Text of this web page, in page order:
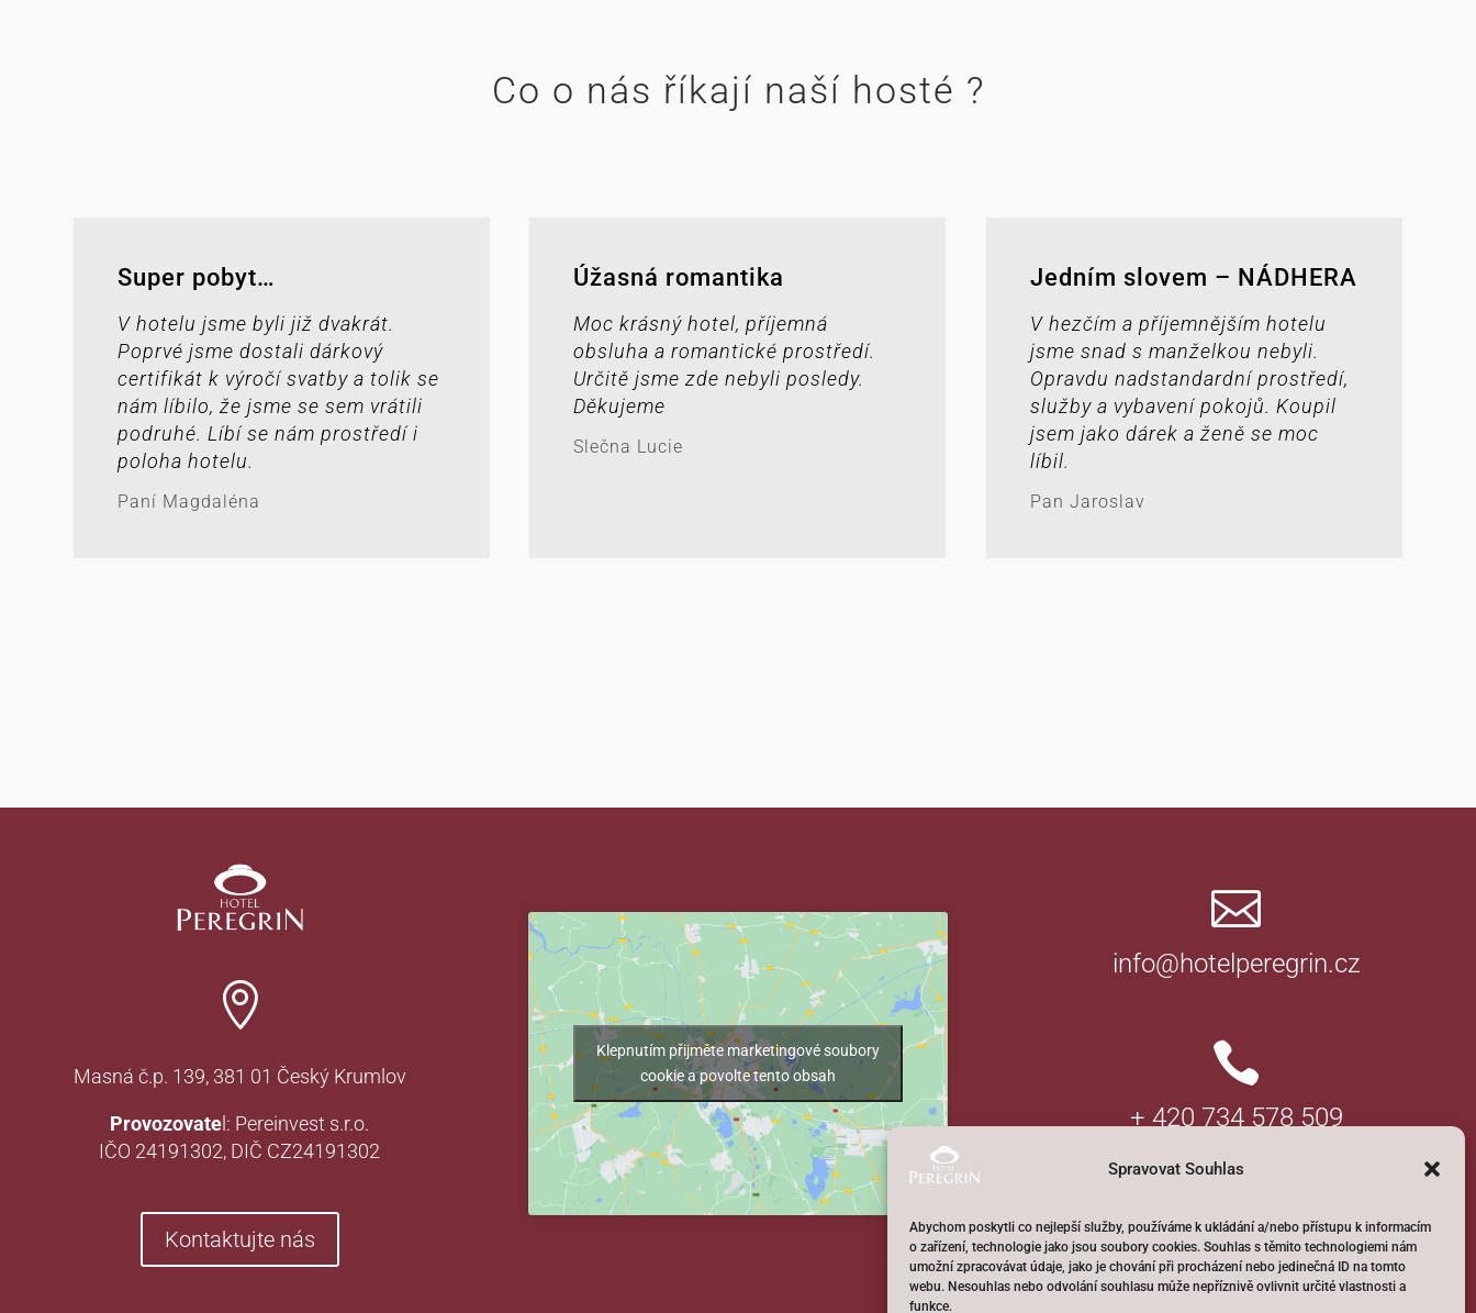
Spravovat Souhlas
Abychom poskytli co nejlepší služby, používáme k ukládání a/nebo přístupu k informacím
o zařízení, technologie jako jsou soubory cookies. Souhlas s těmito technologiemi nám
umožní zpracovávat údaje, jako je chování při procházení nebo jedinečná ID na tomto
webu. Nesouhlas nebo odvolání souhlasu může nepříznivě ovlivnit určité vlastnosti a
funkce.
Co o nás říkají naší hosté ?
Super pobyt…
V hotelu jsme byli již dvakrát.
Poprvé jsme dostali dárkový
certifikát k výročí svatby a tolik se
nám líbilo, že jsme se sem vrátili
podruhé. Líbí se nám prostředí i
poloha hotelu.
Paní Magdaléna
Úžasná romantika
Moc krásný hotel, příjemná
obsluha a romantické prostředí.
Určitě jsme zde nebyli posledy.
Děkujeme
Slečna Lucie
Jedním slovem – NÁDHERA
V hezčím a příjemnějším hotelu
jsme snad s manželkou nebyli.
Opravdu nadstandardní prostředí,
služby a vybavení pokojů. Koupil
jsem jako dárek a ženě se moc
líbil.
Pan Jaroslav

Masná č.p. 139, 381 01 Český Krumlov
Provozovate l: Pereinvest s.r.o.
IČO 24191302, DIČ CZ24191302
Kontaktujte nás
Klepnutím přijměte marketingové soubory
cookie a povolte tento obsah

info@hotelperegrin.cz

+ 420 734 578 509